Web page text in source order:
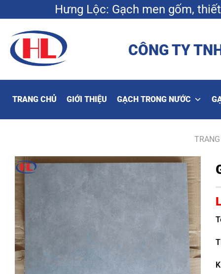
qua
dung
Hưng Lộc: Gạch men gốm,
CÔNG TY
TRANG CHỦ GIỚI THIỆU GẠCH TRONG NƯỚC